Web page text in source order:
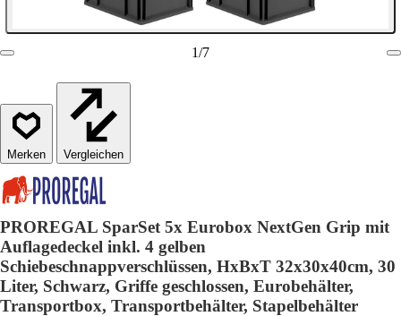
1/7
Vergleichen
PROREGAL SparSet 5x Eurobox NextGen Grip mit
Auflagedeckel inkl. 4 gelben
Schiebeschnappverschlüssen, HxBxT 32x30x40cm, 30
Liter, Schwarz, Griffe geschlossen, Eurobehälter,
Transportbox, Transportbehälter, Stapelbehälter